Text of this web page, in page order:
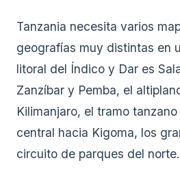
Tanzania necesita varios
geografías muy distintas en
litoral del Índico y Dar es
Zanzíbar y Pemba, el
Kilimanjaro, el tramo
central hacia Kigoma, los
circuito de parques del norte.